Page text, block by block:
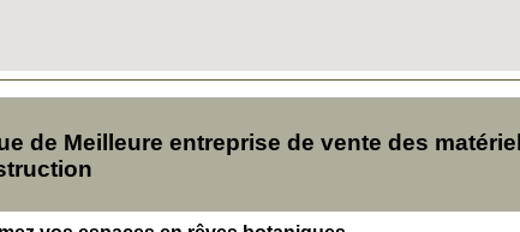
de Meilleure entreprise de vente des